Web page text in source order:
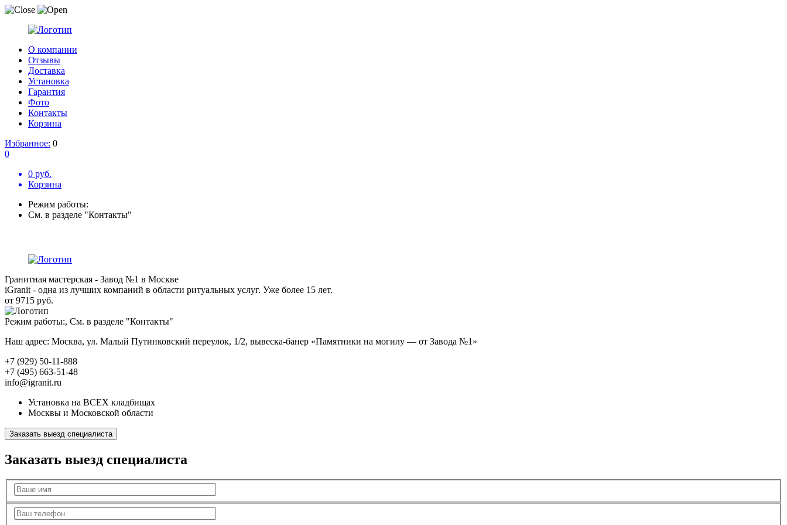
О компании
Отзывы
Доставка
Установка
Гарантия
Фото
Контакты
Корзина
Избранное: 0
0
0 руб.
Корзина
Режим работы:
См. в разделе "Контакты"
Гранитная мастерская - Завод №1 в Москве
iGranit - одна из лучших компаний в области ритуальных услуг. Уже более 15 лет.
от 9715 руб.
Режим работы:, См. в разделе "Контакты"
Наш адрес: Москва, ул. Малый Путинковский переулок, 1/2, вывеска-банер «Памятники на могилу — от Завода №1»
+7 (929) 50-11-888
+7 (495) 663-51-48
info@igranit.ru
Установка на ВСЕХ кладбищах
Москвы и Московской области
Заказать выезд специалиста
Заказать выезд специалиста